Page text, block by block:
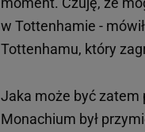
w Tottenhamie -
Tottenhamu, który
Jaka może być zatem
Monachium był